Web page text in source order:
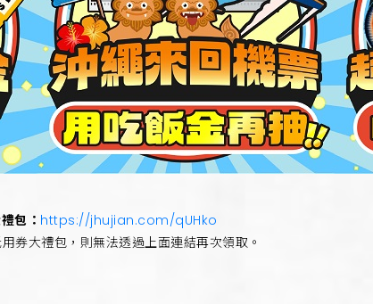
包： https://jhujian.com/qUHko
券大禮包，則無法透過上面連結再次領取。